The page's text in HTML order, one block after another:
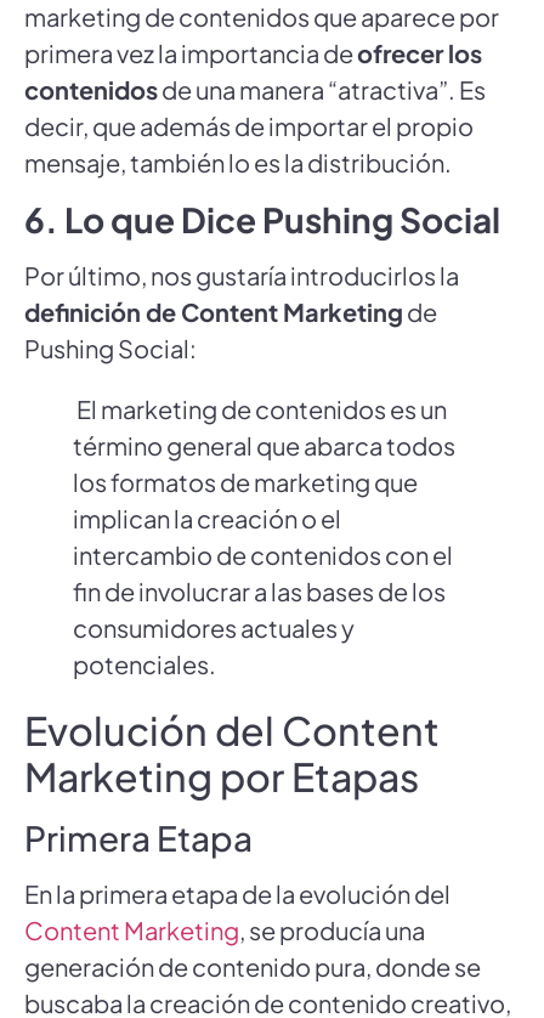
marketing de contenidos que aparece por
primera vez la importancia deofrecer los
contenidosde una manera “atractiva”. Es
decir, que además de importar el propio
mensaje, también lo es la distribución.
6. Lo que Dice Pushing Social
Por último, nos gustaría introducirlos la
definición de Content Marketing de
Pushing Social:
El marketing de contenidos es un
término general que abarca todos
los formatos de marketing que
implican la creación o el
intercambio de contenidos con el
fin de involucrar a las bases de los
consumidores actuales y
potenciales.
Evolución del Content
Marketing por Etapas
Primera Etapa
En la primera etapa de la evolución del
Content Marketing, se producía una
generación de contenido pura, donde se
buscaba la creación de contenido creativo,